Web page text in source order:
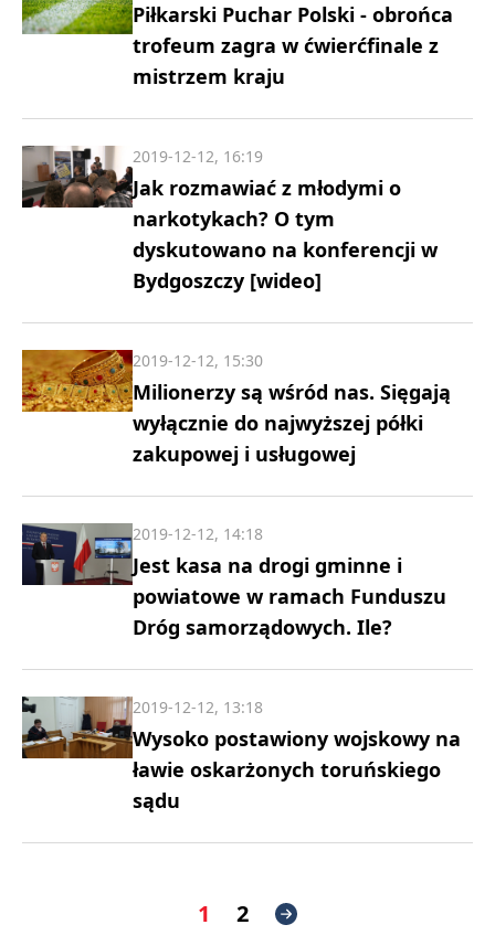
Piłkarski Puchar Polski - obrońca
trofeum zagra w ćwierćfinale z
mistrzem kraju
Jak rozmawiać z młodymi o
narkotykach? O tym
dyskutowano na konferencji w
Bydgoszczy [wideo]
2019-12-12, 16:19
Milionerzy są wśród nas. Sięgają
wyłącznie do najwyższej półki
zakupowej i usługowej
2019-12-12, 15:30
Jest kasa na drogi gminne i
powiatowe w ramach Funduszu
Dróg samorządowych. Ile?
2019-12-12, 14:18
Wysoko postawiony wojskowy na
ławie oskarżonych toruńskiego
sądu
2019-12-12, 13:18
1 2